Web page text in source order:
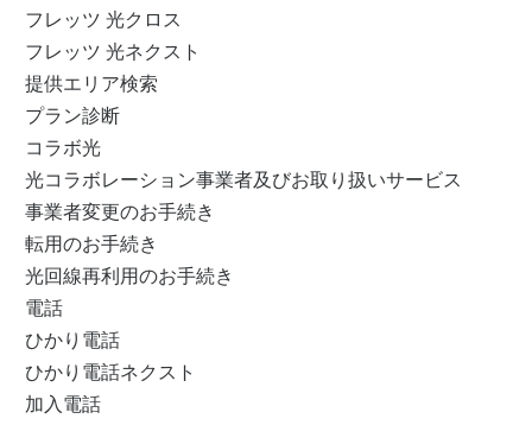
フレッツ 光クロス
フレッツ 光ネクスト
提供エリア検索
プラン診断
コラボ光
光コラボレーション事業者及びお取り扱いサービス
事業者変更のお手続き
転用のお手続き
光回線再利用のお手続き
電話
ひかり電話
ひかり電話ネクスト
加入電話